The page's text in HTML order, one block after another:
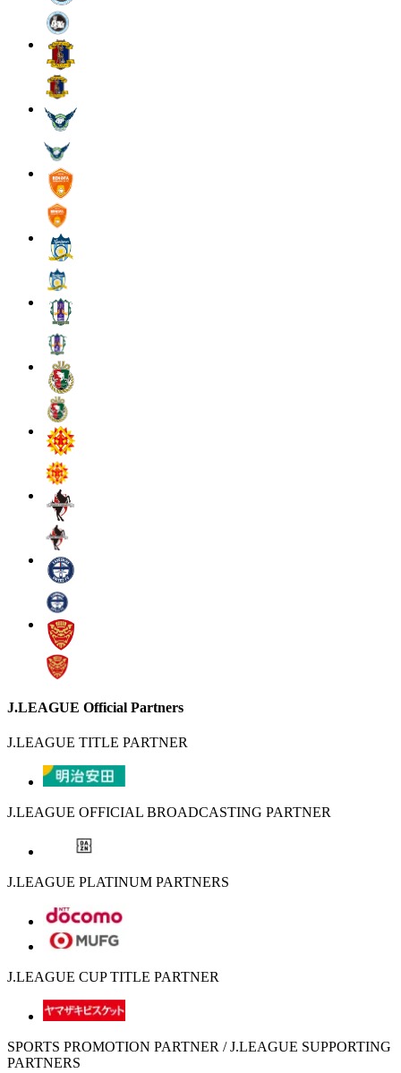
J.LEAGUE Official Partners
J.LEAGUE TITLE PARTNER
J.LEAGUE OFFICIAL BROADCASTING PARTNER
J.LEAGUE PLATINUM PARTNERS
J.LEAGUE CUP TITLE PARTNER
SPORTS PROMOTION PARTNER / J.LEAGUE SUPPORTING
PARTNERS